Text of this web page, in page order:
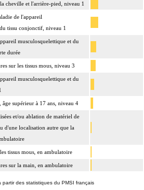
cheville et l'arrière-pied, niveau 1
de l'appareil
tissu conjonctif, niveau 1
musculosquelettique et du
durée
sur les tissus mous, niveau 3
musculosquelettique et du
supérieur à 17 ans, niveau 4
et/ou ablation de matériel de
d'une localisation autre que la
tissus mous, en ambulatoire
sur la main, en ambulatoire
des statistiques du PMSI français